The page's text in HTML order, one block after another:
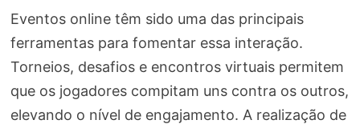
Eventos online têm sido uma das principais
ferramentas para fomentar essa interação.
Torneios, desafios e encontros virtuais permitem
que os jogadores compitam uns contra os outros,
elevando o nível de engajamento. A realização de